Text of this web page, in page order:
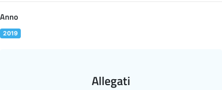
Anno
2019
Allegati